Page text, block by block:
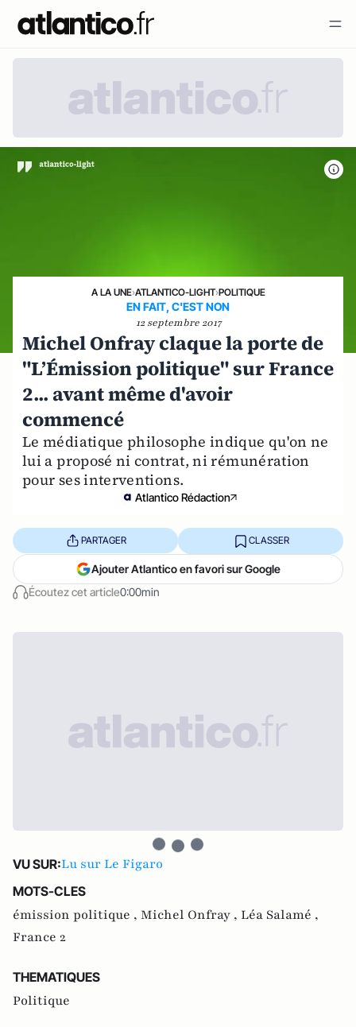
A LA UNE›ATLANTICO-LIGHT›POLITIQUE
EN FAIT, C'EST NON
12 septembre 2017
Michel Onfray claque la porte de
"L’Émission politique" sur France
2... avant même d'avoir
commencé
Le médiatique philosophe indique qu'on ne
lui a proposé ni contrat, ni rémunération
pour ses interventions.
Atlantico Rédaction
Écoutez cet article0:00min
PARTAGER CLASSER
Ajouter Atlantico en favori sur Google
VU SUR:Lu sur Le Figaro
MOTS-CLES
émission politique , Michel Onfray , Léa Salamé ,
France 2
THEMATIQUES
Politique